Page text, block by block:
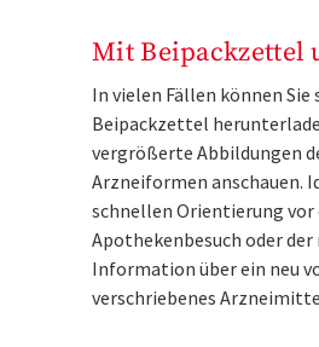
Mit Beipackzettel
In vielen Fällen können Sie
Beipackzettel
vergrößerte Abbildungen
Arzneiformen anschauen.
schnellen Orientierung vor
Apothekenbesuch oder der
Information über ein neu
verschriebenes